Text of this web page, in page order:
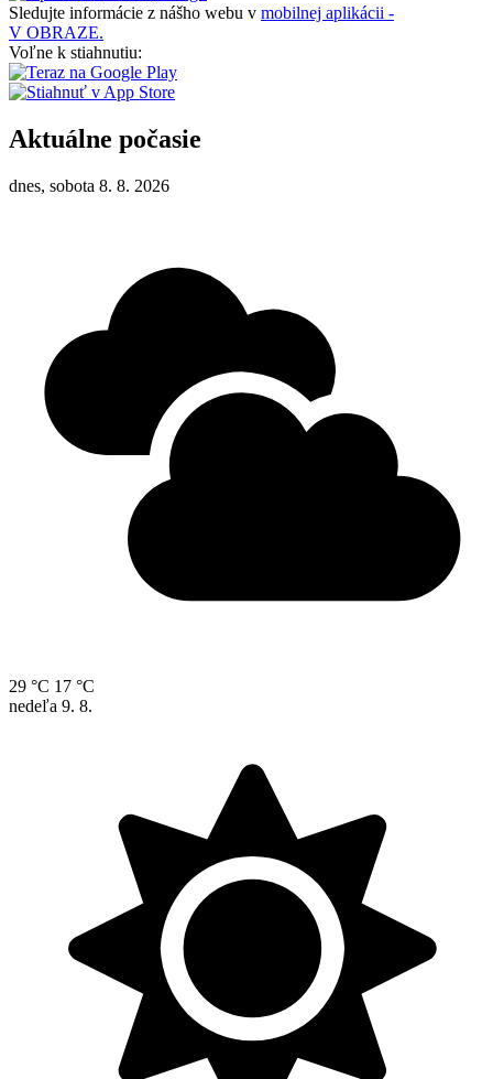
Sledujte informácie z nášho webu v mobilnej aplikácii -
V OBRAZE.
Voľne k stiahnutiu:
Aktuálne počasie
dnes, sobota 8. 8. 2026
29 °C 17 °C
nedeľa 9. 8.